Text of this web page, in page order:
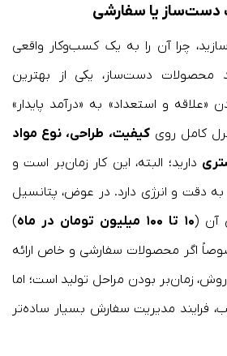
چرا آن را به یک کسب‌وکار واقعی
محصولات دست‌ساز، یکی از بهترین
و استعداد» به «درآمد پایدار»
کامل رویکیفیت، طراحی، نوع مواد
دارید؛ البته، این کار زمان‌بر است و
دقت و انرژی دارد. در عوض، پتانسیل
آن (۱۰ تا ۱۰۰ میلیون تومان در ماه
)
اگر محصولات سفارشی و خاص ارائه
زمان‌بر بودن مراحل تولید است؛ اما
فرایند مدیریت سفارش بسیار ساده‌تر